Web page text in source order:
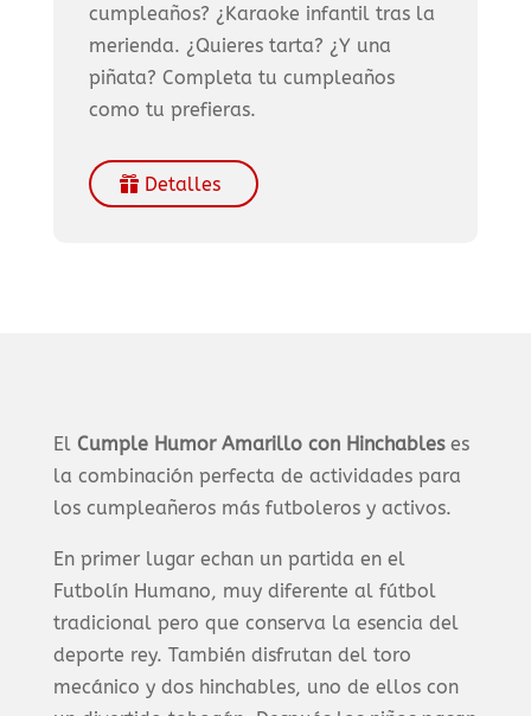
cumpleaños? ¿Karaoke infantil tras la
merienda. ¿Quieres tarta? ¿Y una
piñata? Completa tu cumpleaños
como tu prefieras.
Detalles
El Cumple Humor Amarillo con Hinchables es
la combinación perfecta de actividades para
los cumpleañeros más futboleros y activos.
En primer lugar echan un partida en el
Futbolín Humano, muy diferente al fútbol
tradicional pero que conserva la esencia del
deporte rey. También disfrutan del toro
mecánico y dos hinchables, uno de ellos con